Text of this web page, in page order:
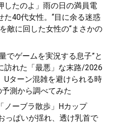
たのよ」雨の日の満員電
た40代女性。“目に余る迷惑
敵に回した女性の“まさかの
でゲームを実況する息子”と
訪れた「最悪」な末路/2026
Uターン混雑を避けられる時
測から調べてみた
ーブラ散歩」Hカップ
っぱいが揺れ、透け乳首で